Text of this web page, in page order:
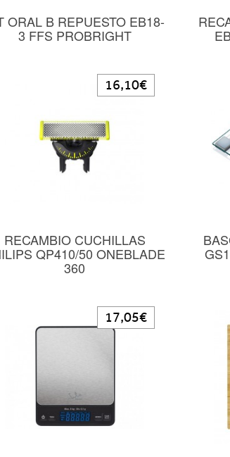
ORAL B REPUESTO EB18-
3 FFS PROBRIGHT
RECAMBIO CUCHILLAS
QP410/50 ONEBLADE
360
16,10€
17,05€